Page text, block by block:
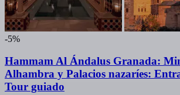
-5%
Hammam Al Ándalus Granada:
Alhambra y Palacios nazaríes:
Tour guiado